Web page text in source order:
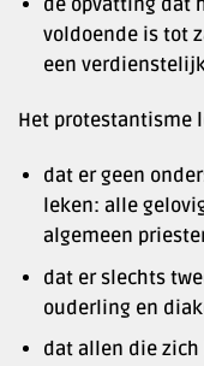
de opvatting dat
voldoende is tot
een
Het protestantisme
dat er geen
leken: alle
algemeen
dat er slechts
ouderling en
dat allen die zich